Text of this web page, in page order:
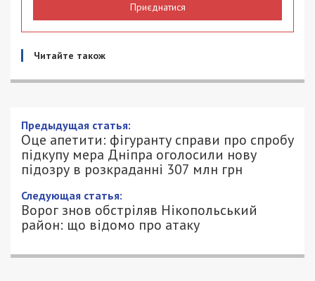
Приєднатися
Читайте також
Предыдущая статья:
Оце апетити: фігуранту справи про спробу
підкупу мера Дніпра оголосили нову
підозру в розкраданні 307 млн грн
Следующая статья:
Ворог знов обстріляв Нікопольський
район: що відомо про атаку